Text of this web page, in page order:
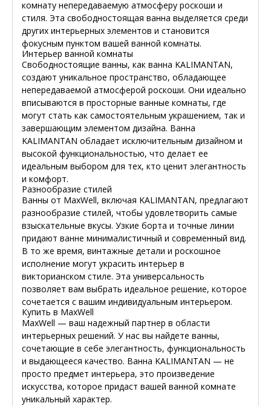
комнату непередаваемую атмосферу роскоши и
стиля. Эта свободностоящая ванна выделяется среди
других интерьерных элементов и становится
фокусным пунктом вашей ванной комнаты.
Интерьер ванной комнаты
Свободностоящие ванны, как ванна KALIMANTAN,
создают уникальное пространство, обладающее
непередаваемой атмосферой роскоши. Они идеально
вписываются в просторные ванные комнаты, где
могут стать как самостоятельным украшением, так и
завершающим элементом дизайна. Ванна
KALIMANTAN обладает исключительным дизайном и
высокой функциональностью, что делает ее
идеальным выбором для тех, кто ценит элегантность
и комфорт.
Разнообразие стилей
Ванны от MaxWell, включая KALIMANTAN, предлагают
разнообразие стилей, чтобы удовлетворить самые
взыскательные вкусы. Узкие борта и точные линии
придают ванне минималистичный и современный вид.
В то же время, винтажные детали и роскошное
исполнение могут украсить интерьер в
викторианском стиле. Эта универсальность
позволяет вам выбрать идеальное решение, которое
сочетается с вашим индивидуальным интерьером.
Купить в MaxWell
MaxWell — ваш надежный партнер в области
интерьерных решений. У нас вы найдете ванны,
сочетающие в себе элегантность, функциональность
и выдающееся качество. Ванна KALIMANTAN — не
просто предмет интерьера, это произведение
искусства, которое придаст вашей ванной комнате
уникальный характер.